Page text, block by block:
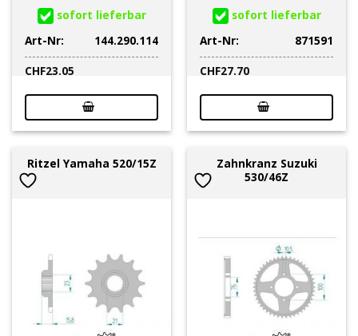
sofort lieferbar
Art-Nr:
144.290.114
CHF23.05
sofort lieferbar
Art-Nr:
871591
CHF27.70
Ritzel Yamaha 520/15Z
Zahnkranz Suzuki
530/46Z